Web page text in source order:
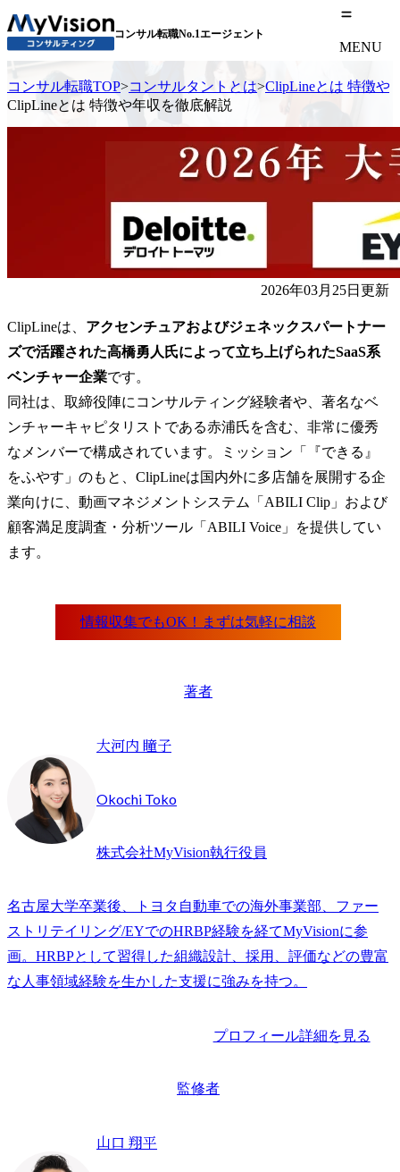
コンサル転職No.1エージェント
MENU
コンサル転職TOP>コンサルタントとは>ClipLineとは 特徴や
ClipLineとは 特徴や年収を徹底解説
2026年03月25日更新
ClipLineは、 アクセンチュアおよびジェネックスパートナー
ズで活躍された高橋勇人氏によって立ち上げられたSaaS系
ベンチャー企業です。
同社は、取締役陣にコンサルティング経験者や、著名なベ
ンチャーキャピタリストである赤浦氏を含む、非常に優秀
なメンバーで構成されています。ミッション「『できる』
をふやす」のもと、ClipLineは国内外に多店舗を展開する企
業向けに、動画マネジメントシステム「ABILI Clip」および
顧客満足度調査・分析ツール「ABILI Voice」を提供してい
ます。
著者
大河内 瞳子
Okochi Toko
株式会社MyVision執行役員
名古屋大学卒業後、トヨタ自動車での海外事業部、ファー
ストリテイリング/EYでのHRBP経験を経てMyVisionに参
画。HRBPとして習得した組織設計、採用、評価などの豊富
な人事領域経験を生かした支援に強みを持つ。
プロフィール詳細を見る
監修者
山口 翔平